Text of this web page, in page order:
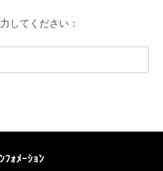
してください：
ﾌｫﾒｰｼｮﾝ